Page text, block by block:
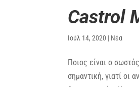
Castrol
Ιούλ 14, 2020 | Νέα
Ποιος είναι ο
σημαντική, γιατί